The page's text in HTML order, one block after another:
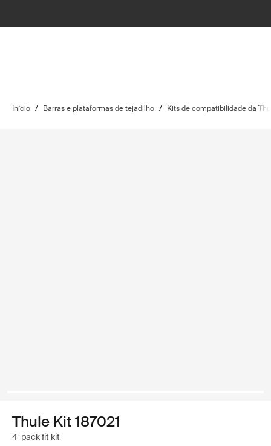
Início / Barras e plataformas de tejadilho / Kits de compatibilidade da
Thule Kit 187021
4-pack fit kit